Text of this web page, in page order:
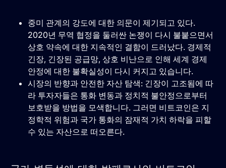
중미 관계의 강도에 대한 의문이 제기되고 있다.
2020년 무역 협정을 둘러싼 논쟁이 다시 불붙으면서
상호 약속에 대한 지속적인 결함이 드러났다. 경제적
긴장, 긴장된 공급망, 상호 비난으로 인해 세계 경제
안정에 대한 불확실성이 다시 커지고 있습니다.
시장의 반향과 안전한 자산 탐색: 긴장이 고조됨에 따
라 투자자들은 통화 변동과 정치적 불안정으로부터
보호받을 방법을 모색합니다. 그러면 비트코인은 지
정학적 위험과 국가 통화의 잠재적 가치 하락을 피할
수 있는 자산으로 떠오른다.